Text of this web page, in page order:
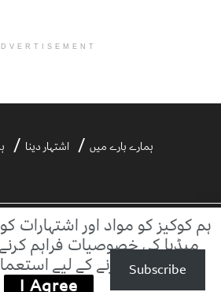
ہمارے بارے میں اشتہار دینا
©2021 ڈیلی آفتاب | ڈیلی آفتاب بیرونی ویب سائٹس کے مواد کا ذمہ دار نہیں ہے۔
ہم کوکیز کو مواد اور اشتہارات
میڈیا کی خصوصیات فراہم کرنے
تجزیہ کرنے کے لیے
I Agree
Subscribe